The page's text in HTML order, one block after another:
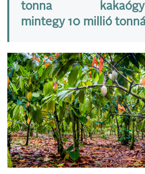
tonna
mintegy 10 millió